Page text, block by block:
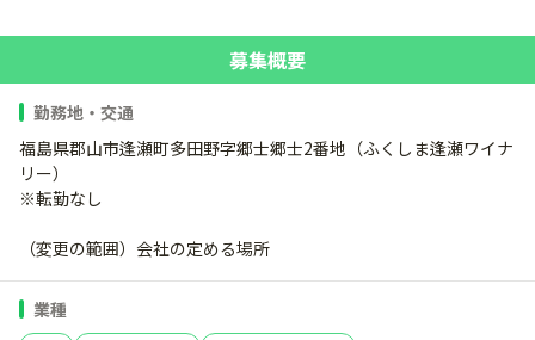
募集概要
勤務地・交通
福島県郡山市逢瀬町多田野字郷士郷士2番地（ふくしま逢瀬ワイナ
リー）
※転勤なし
（変更の範囲）会社の定める場所
業種